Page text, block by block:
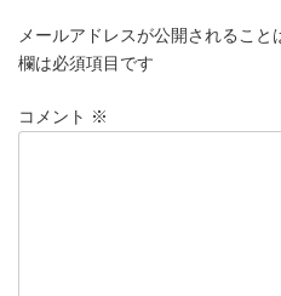
メールアドレスが公開されること
欄は必須項目です
コメント ※